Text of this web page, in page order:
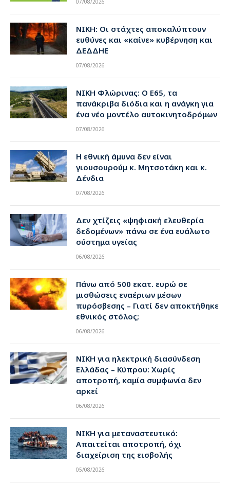
ΝΙΚΗ: Οι στάχτες αποκαλύπτουν
ευθύνες και «καίνε» κυβέρνηση και
ΔΕΔΔΗΕ
07/08/2026
ΝΙΚΗ Φλώρινας: Ο Ε65, τα
πανάκριβα διόδια και η ανάγκη για
ένα νέο μοντέλο αυτοκινητοδρόμων
07/08/2026
Η εθνική άμυνα δεν είναι
γιουσουρούμ κ. Μητσοτάκη και κ.
Δένδια
07/08/2026
Δεν χτίζεις «ψηφιακή ελευθερία
δεδομένων» πάνω σε ένα ευάλωτο
σύστημα υγείας
06/08/2026
Πάνω από 500 εκατ. ευρώ σε
μισθώσεις εναέριων μέσων
πυρόσβεσης – Γιατί δεν αποκτήθηκε
εθνικός στόλος;
06/08/2026
ΝΙΚΗ για ηλεκτρική διασύνδεση
Ελλάδας – Κύπρου: Χωρίς
αποτροπή, καμία συμφωνία δεν
αρκεί
06/08/2026
ΝΙΚΗ για μεταναστευτικό:
Απαιτείται αποτροπή, όχι
διαχείριση της εισβολής
05/08/2026